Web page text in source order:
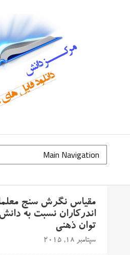
مقیاس نگرش سنج
اندرکاران نسبت به
توان ذهنی
سپتامبر 18, 2015